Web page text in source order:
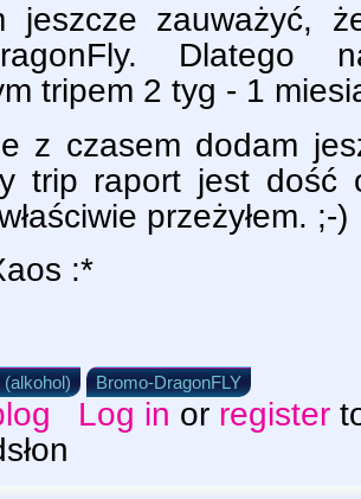
jeszcze zauważyć,
Dlatego
tripem 2 tyg - 1
z czasem dodam
trip raport jest dość
przeżyłem. ;-)
:*
(alkohol) Bromo-DragonFLY
Log in or register